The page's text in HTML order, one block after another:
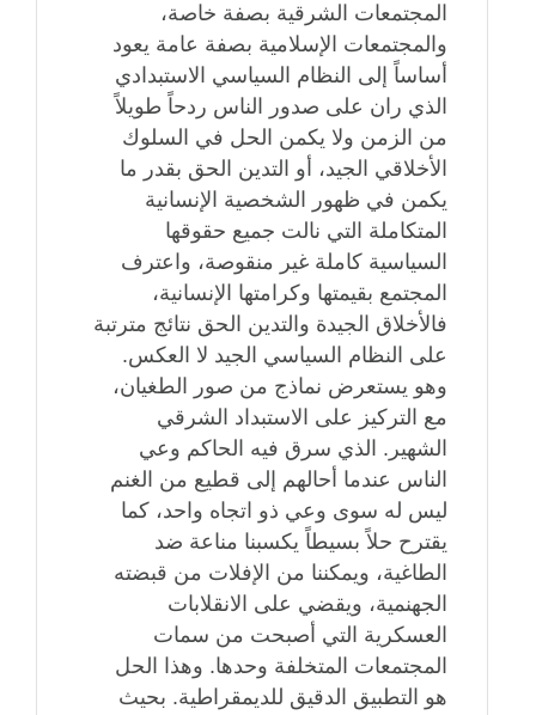
المجتمعات الشرقية بصفة خاصة،
والمجتمعات الإسلامية بصفة عامة يعود
أساساً إلى النظام السياسي الاستبدادي
الذي ران على صدور الناس ردحاً طويلاً
من الزمن ولا يكمن الحل في السلوك
الأخلاقي الجيد، أو التدين الحق بقدر ما
يكمن في ظهور الشخصية الإنسانية
المتكاملة التي نالت جميع حقوقها
السياسية كاملة غير منقوصة، واعترف
المجتمع بقيمتها وكرامتها الإنسانية،
فالأخلاق الجيدة والتدين الحق نتائج مترتبة
على النظام السياسي الجيد لا العكس.
وهو يستعرض نماذج من صور الطغيان،
مع التركيز على الاستبداد الشرقي
الشهير. الذي سرق فيه الحاكم وعي
الناس عندما أحالهم إلى قطيع من الغنم
ليس له سوى وعي ذو اتجاه واحد، كما
يقترح حلاً بسيطاً يكسبنا مناعة ضد
الطاغية، ويمكننا من الإفلات من قبضته
الجهنمية، ويقضي على الانقلابات
العسكرية التي أصبحت من سمات
المجتمعات المتخلفة وحدها. وهذا الحل
هو التطبيق الدقيق للديمقراطية. بحيث